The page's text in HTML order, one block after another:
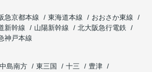
急京都本線 東海道本線
おおさか東線
新幹線 山陽新幹線
北大阪急行電鉄
神戸本線
島南方 東三国 十三
豊津